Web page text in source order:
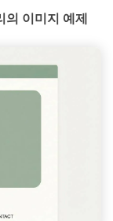
이미지 예제